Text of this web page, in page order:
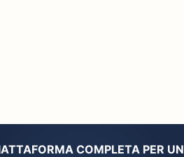
COMPLETA PER UN